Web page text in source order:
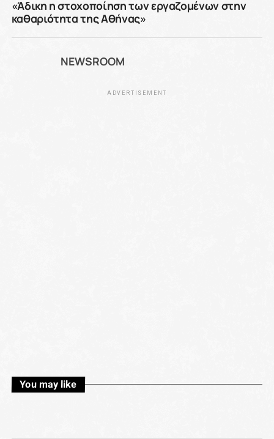
«Άδικη η στοχοποίηση των εργαζομένων στην
καθαριότητα της Αθήνας»
NEWSROOM
ADVERTISEMENT
You may like